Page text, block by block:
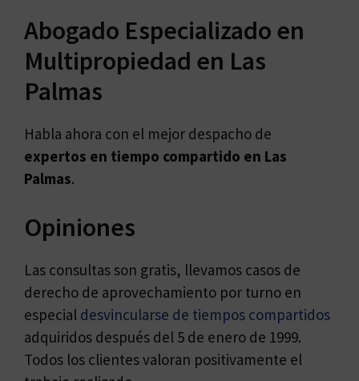
Abogado Especializado en
Multipropiedad en Las
Palmas
Habla ahora con el mejor despacho de
expertos en tiempo compartido en Las
Palmas.
Opiniones
Las consultas son gratis, llevamos casos de
derecho de aprovechamiento por turno en
especial desvincularse de tiempos compartidos
adquiridos después del 5 de enero de 1999.
Todos los clientes valoran positivamente el